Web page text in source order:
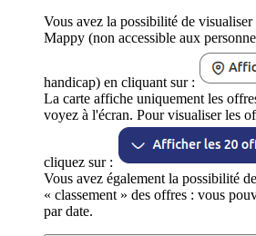
Vous avez la possibilité de
Mappy (non accessible aux
handicap) en cliquant sur :
La carte affiche uniquement les
voyez à l'écran. Pour visualiser les
cliquez sur :
Vous avez également la possibilité
« classement » des offres : vous
par date.